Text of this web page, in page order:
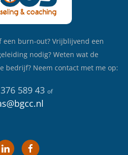
een burn-out? Vrijblijvend een
nodig? Weten wat de
bedrijf? Neem contact met me op:
589 43 of